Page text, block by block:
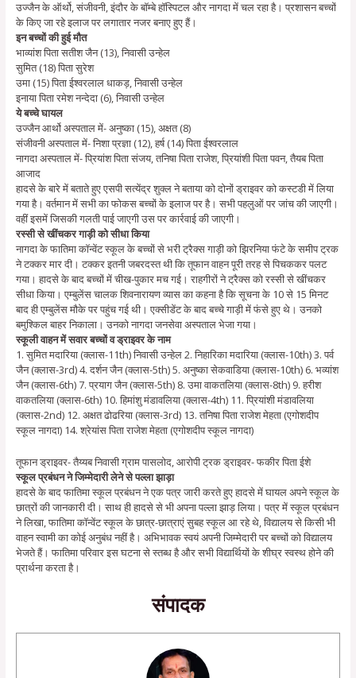
उज्जैन के ऑर्थो, संजीवनी, इंदौर के बॉम्बे हॉस्पिटल और नागदा में चल रहा है। प्रशासन बच्चों
के किए जा रहे इलाज पर लगातार नजर बनाए हुए हैं।
इन बच्चों की हुई मौत
भाव्यांश पिता सतीश जैन (13), निवासी उन्हेल
सुमित (18) पिता सुरेश
उमा (15) पिता ईश्वरलाल धाकड़, निवासी उन्हेल
इनाया पिता रमेश नन्देदा (6), निवासी उन्हेल
ये बच्चे घायल
उज्जैन आर्थो अस्पताल में- अनुष्का (15), अक्षत (8)
संजीवनी अस्पताल में- निशा प्रज्ञा (12), हर्ष (14) पिता ईश्वरलाल
नागदा अस्पताल में- प्रियांश पिता संजय, तनिषा पिता राजेश, प्रियांशी पिता पवन, तैयब पिता
आजाद
हादसे के बारे में बताते हुए एसपी सत्येंद्र शुक्ल ने बताया को दोनों ड्राइवर को कस्टडी में लिया
गया है। वर्तमान में सभी का फोकस बच्चों के इलाज पर है। सभी पहलुओं पर जांच की जाएगी।
वहीं इसमें जिसकी गलती पाई जाएगी उस पर कार्रवाई की जाएगी।
रस्सी से खींचकर गाड़ी को सीधा किया
नागदा के फातिमा कॉन्वेंट स्कूल के बच्चों से भरी ट्रैक्स गाड़ी को झिरनिया फंटे के समीप ट्रक
ने टक्कर मार दी। टक्कर इतनी जबरदस्त थी कि तूफान वाहन पूरी तरह से पिचककर पलट
गया। हादसे के बाद बच्चों में चीख-पुकार मच गई। राहगीरों ने ट्रैक्स को रस्सी से खींचकर
सीधा किया। एम्बुलेंस चालक शिवनारायण व्यास का कहना है कि सूचना के 10 से 15 मिनट
बाद ही एम्बुलेंस मौके पर पहुंच गई थी। एक्सीडेंट के बाद बच्चे गाड़ी में फंसे हुए थे। उनको
बमुश्किल बाहर निकाला। उनको नागदा जनसेवा अस्पताल भेजा गया।
स्कूली वाहन में सवार बच्चों व ड्राइवर के नाम
1. सुमित मदारिया (क्लास-11th) निवासी उन्हेल 2. निहारिका मदारिया (क्लास-10th) 3. पर्व
जैन (क्लास-3rd) 4. दर्शन जैन (क्लास-5th) 5. अनुष्का सेकवाडिया (क्लास-10th) 6. भव्यांश
जैन (क्लास-6th) 7. प्रयाग जैन (क्लास-5th) 8. उमा वाकतलिया (क्लास-8th) 9. हरीश
वाकतलिया (क्लास-6th) 10. हिमांशु मंडावलिया (क्लास-4th) 11. प्रियांशी मंडावलिया
(क्लास-2nd) 12. अक्षत ढोढरिया (क्लास-3rd) 13. तनिषा पिता राजेश मेहता (एगोशदीप
स्कूल नागदा) 14. श्रेयांस पिता राजेश मेहता (एगोशदीप स्कूल नागदा)
तूफान ड्राइवर- तैय्यब निवासी ग्राम पासलोद, आरोपी ट्रक ड्राइवर- फकीर पिता ईशे
स्कूल प्रबंधन ने जिम्मेदारी लेने से पल्ला झाड़ा
हादसे के बाद फातिमा स्कूल प्रबंधन ने एक पत्र जारी करते हुए हादसे में घायल अपने स्कूल के
छात्रों की जानकारी दी। साथ ही हादसे से भी अपना पल्ला झाड़ लिया। पत्र में स्कूल प्रबंधन
ने लिखा, फातिमा कॉन्वेंट स्कूल के छात्र-छात्राएं सुबह स्कूल आ रहे थे, विद्यालय से किसी भी
वाहन स्वामी का कोई अनुबंध नहीं है। अभिभावक स्वयं अपनी जिम्मेदारी पर बच्चों को विद्यालय
भेजते हैं। फातिमा परिवार इस घटना से स्तब्ध है और सभी विद्यार्थियों के शीघ्र स्वस्थ होने की
प्रार्थना करता है।
संपादक